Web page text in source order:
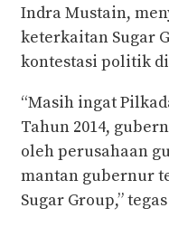
Indra Mustain,
keterkaitan Sugar
kontestasi politik
“Masih ingat
Tahun 2014,
oleh perusahaan
mantan gubernur
Sugar Group,”